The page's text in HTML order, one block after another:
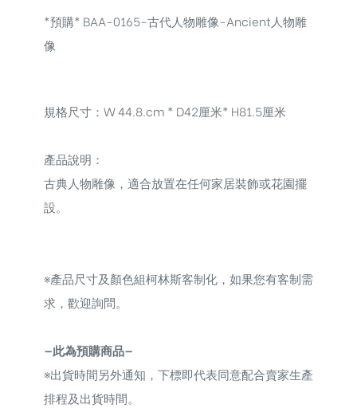
*預購* BAA-0165-古代人物雕像-Ancient人物雕
像
規格尺寸：W 44.8.cm * D42厘米* H81.5厘米
產品說明：
古典人物雕像， 適合放置在任何家居裝飾或花園擺
設。
※產品尺寸及顏色組柯林斯客制化，如果您有客制需
求，歡迎詢問。
—此為預購商品—
※出貨時間另外通知，下標即代表同意配合賣家生產
排程及出貨時間。